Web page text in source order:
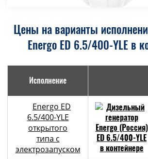
Цены на варианты
Energo ED 6.5/400-YLE в
Исполнение
Energo ED
6.5/400-YLE
открытого
типа с
электрозапуском